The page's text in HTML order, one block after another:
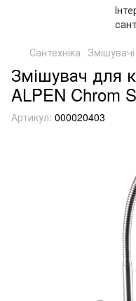
Сантехніка Змішувачі
Змішувач для
ALPEN Chrom
Артикул: 000020403